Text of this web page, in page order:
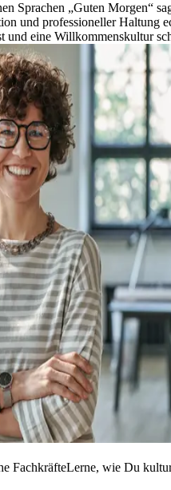
Sprachen „Guten Morgen“
und professioneller Haltung
und eine Willkommenskultur
FachkräfteLerne, wie Du